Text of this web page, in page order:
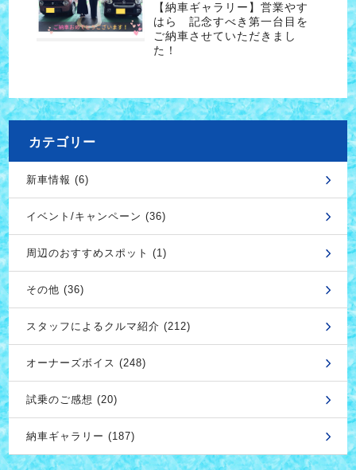
【納車ギャラリー】営業やす
はら 記念すべき第一台目を
ご納車させていただきまし
た！
カテゴリー
新車情報 (6)
イベント/キャンペーン (36)
周辺のおすすめスポット (1)
その他 (36)
スタッフによるクルマ紹介 (212)
オーナーズボイス (248)
試乗のご感想 (20)
納車ギャラリー (187)